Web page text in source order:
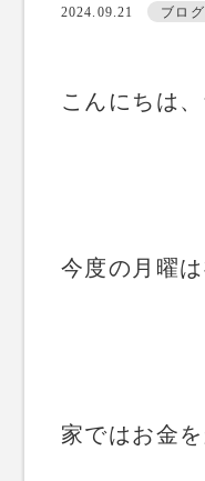
2024.09.21 ブログ
こんにちは
今度の月曜
家ではお金